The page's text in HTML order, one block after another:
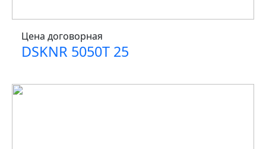
Цена договорная
DSKNR 5050T 25